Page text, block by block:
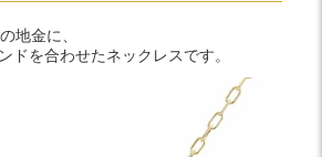
地金に、
ドを合わせたネックレスです。